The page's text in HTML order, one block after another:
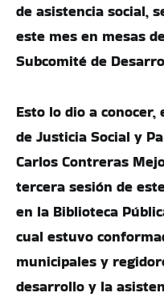
de asistencia social,
este mes en mesas
Subcomité de
Esto lo dio a
de Justicia Social y
Carlos Contreras
tercera sesión de
en la Biblioteca
cual estuvo
municipales y
desarrollo y la